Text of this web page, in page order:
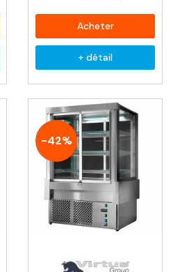
Acheter
+ détail
-42%